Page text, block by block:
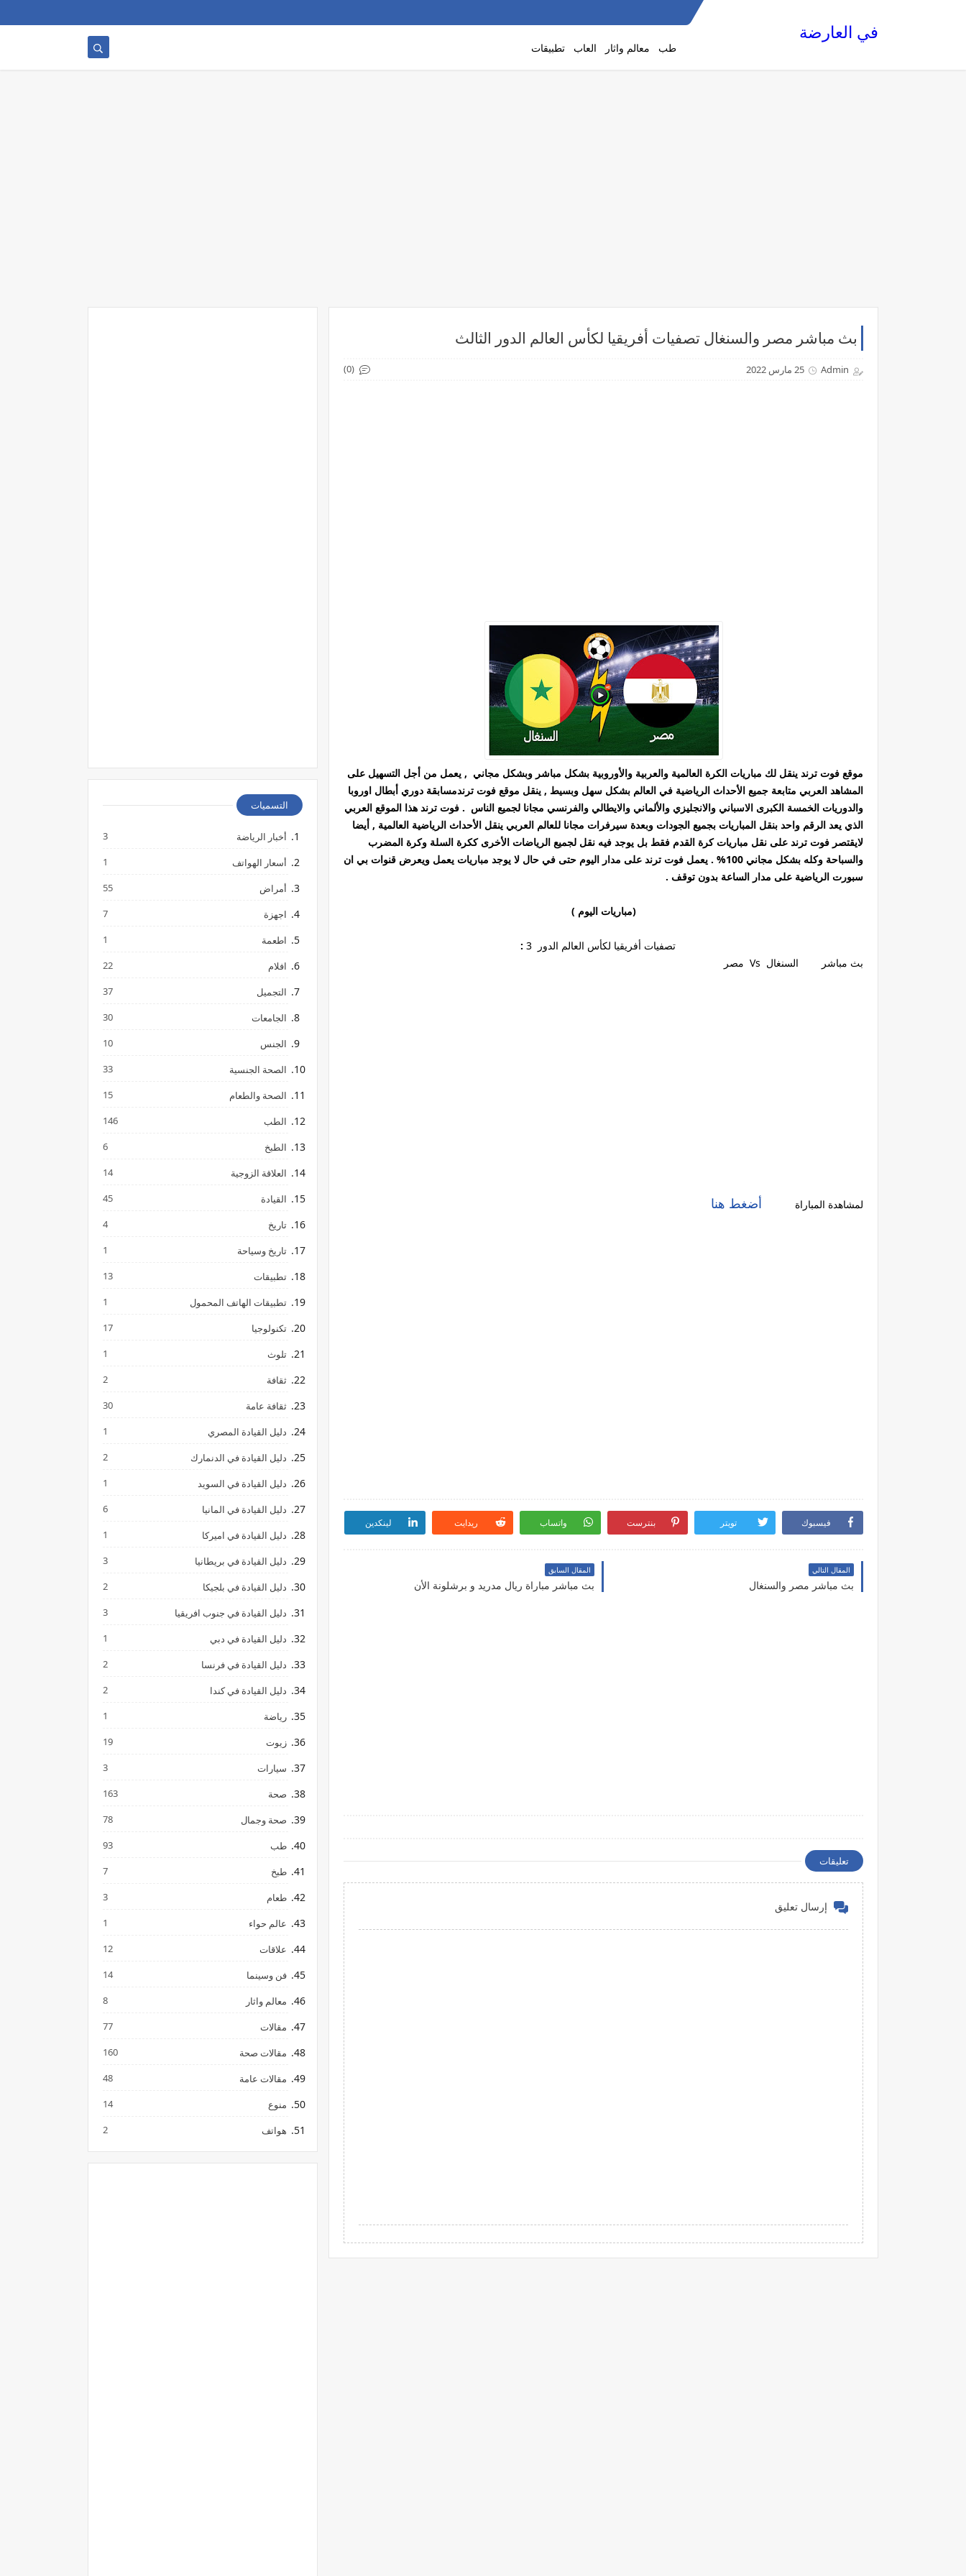
في العارضة
طب معالم واثار العاب تطبيقات
بث مباشر مصر والسنغال تصفيات أفريقيا لكأس العالم الدور الثالث
Admin 25 مارس 2022 (0)
موقع فوت ترند ينقل لك مباريات الكرة العالمية والعربية والأوروبية بشكل مباشر وبشكل مجاني , يعمل من أجل التسهيل على
المشاهد العربي متابعة جميع الأحداث الرياضية في العالم بشكل سهل وبسيط , ينقل موقع فوت ترندمسابقة دوري أبطال اوروبا
والدوريات الخمسة الكبرى الاسباني والانجليزي والألماني والايطالي والفرنسي مجانا لجميع الناس . فوت ترند هذا الموقع العربي
الذي يعد الرقم واحد بنقل المباريات بجميع الجودات وبعدة سيرفرات مجانا للعالم العربي ينقل الأحداث الرياضية العالمية , أيضا
لايقتصر فوت ترند على نقل مباريات كرة القدم فقط بل يوجد فيه نقل لجميع الرياضات الأخرى ككرة السلة وكرة المضرب
والسباحة وكله بشكل مجاني 100% . يعمل فوت ترند على مدار اليوم حتى في حال لا يوجد مباريات يعمل ويعرض قنوات بي ان
سبورت الرياضية على مدار الساعة بدون توقف .
(مباريات اليوم )
تصفيات أفريقيا لكأس العالم الدور 3
:
بث مباشر السنغال Vs مصر
لمشاهدة المباراة أضغط هنا
فيسبوك تويتر بنترست واتساب ريدايت لينكدين
المقال التالي
بث مباشر مصر والسنغال
المقال السابق
بث مباشر مباراة ريال مدريد و برشلونة الأن
تعليقات
إرسال تعليق
التسميات
أخبار الرياضة 3
أسعار الهواتف 1
أمراض 55
اجهزة 7
اطعمة 1
افلام 22
التجميل 37
الجامعات 30
الجنس 10
الصحة الجنسية 33
الصحة والطعام 15
الطب 146
الطبخ 6
العلاقة الزوجية 14
القيادة 45
تاريخ 4
تاريخ وسياحة 1
تطبيقات 13
تطبيقات الهاتف المحمول 1
تكنولوجيا 17
تلوث 1
ثقافة 2
ثقافة عامة 30
دليل القيادة المصري 1
دليل القيادة في الدنمارك 2
دليل القيادة في السويد 1
دليل القيادة في المانيا 6
دليل القيادة في اميركا 1
دليل القيادة في بريطانيا 3
دليل القيادة في بلجيكا 2
دليل القيادة في جنوب افريقيا 3
دليل القيادة في دبي 1
دليل القيادة في فرنسا 2
دليل القيادة في كندا 2
رياضة 1
زيوت 19
سيارات 3
صحة 163
صحة وجمال 78
طب 93
طبخ 7
طعام 3
عالم حواء 1
علاقات 12
فن وسينما 14
معالم واثار 8
مقالات 77
مقالات صحة 160
مقالات عامة 48
منوع 14
هواتف 2